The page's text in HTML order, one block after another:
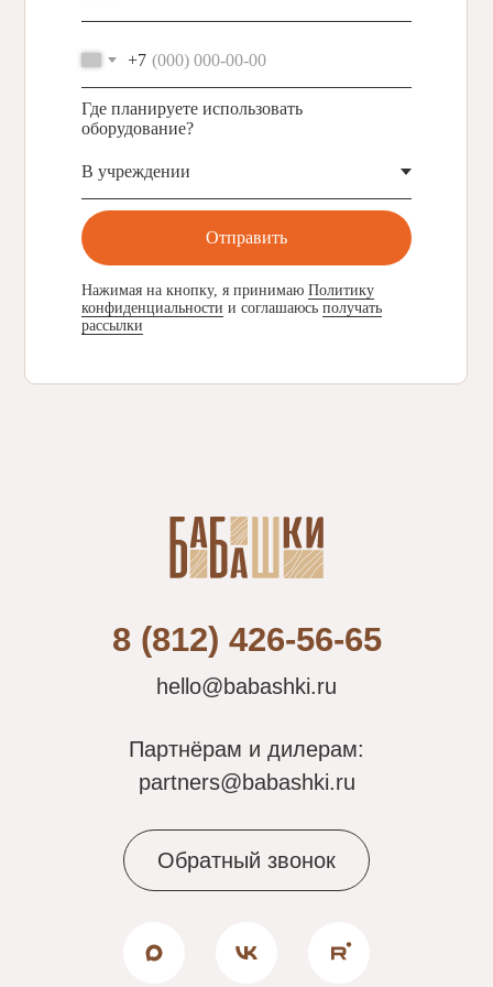
+7
Где планируете использовать
оборудование?
Отправить
Нажимая на кнопку, я принимаю Политику
конфиденциальности и соглашаюсь получать
рассылки
Санкт-Петербург, Шуваловский проспект, 37 к1, комната № 6
Сведения об образовательной организации
Политика конфиденциальности